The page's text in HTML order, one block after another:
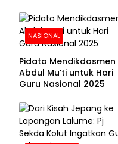
NASIONAL
Pidato Mendikdasmen
Abdul Mu’ti untuk Hari
Guru Nasional 2025